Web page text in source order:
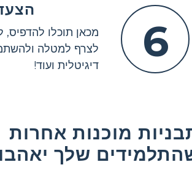
6
לצרף למטלה
דיגיטלית ועוד!
מוכנות אחרות
שלך יאהבו